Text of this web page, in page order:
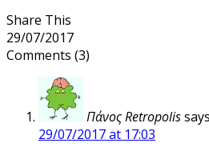
Share This
29/07/2017
Comments (3)
Πάνος Retropolis
29/07/2017 at 17:03